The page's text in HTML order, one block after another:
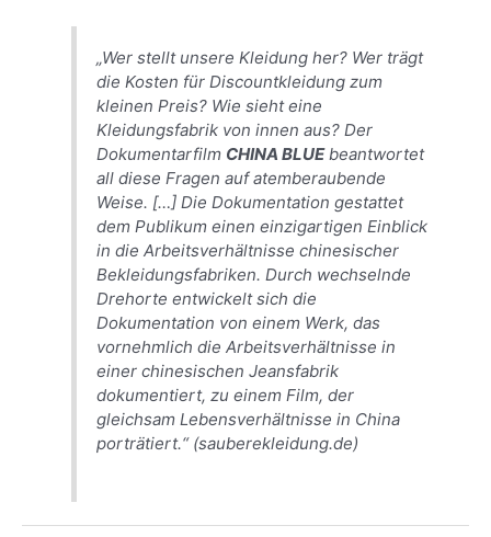
„Wer stellt unsere Kleidung her? Wer trägt
die Kosten für Discountkleidung zum
kleinen Preis? Wie sieht eine
Kleidungsfabrik von innen aus? Der
Dokumentarfilm CHINA BLUEbeantwortet
all diese Fragen auf atemberaubende
Weise. […] Die Dokumentation gestattet
dem Publikum einen einzigartigen Einblick
in die Arbeitsverhältnisse chinesischer
Bekleidungsfabriken. Durch wechselnde
Drehorte entwickelt sich die
Dokumentation von einem Werk, das
vornehmlich die Arbeitsverhältnisse in
einer chinesischen Jeansfabrik
dokumentiert, zu einem Film, der
gleichsam Lebensverhältnisse in China
porträtiert.“ (sauberekleidung.de)